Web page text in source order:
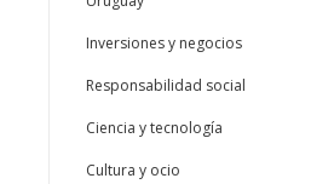
Inversiones y negocios
Responsabilidad social
Ciencia y tecnología
Cultura y ocio